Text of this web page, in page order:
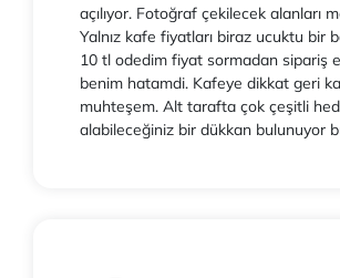
açılıyor. Fotoğraf çekilecek alanları
Yalnız kafe fiyatları biraz ucuktu bir
10 tl odedim fiyat sormadan sipariş
benim hatamdi. Kafeye dikkat geri
muhteşem. Alt tarafta çok çeşitli
alabileceğiniz bir dükkan bulunuyor